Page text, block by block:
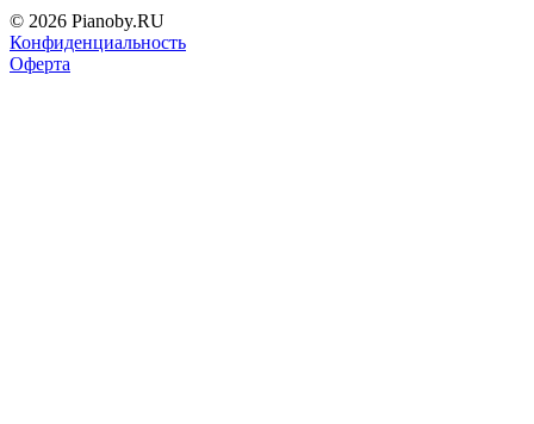
© 2026 Pianoby.RU
Конфиденциальность
Оферта